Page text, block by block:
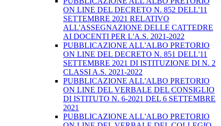
ON LINE DEL DECRETO N. 852 DELL'11
SETTEMBRE 2021 RELATIVO
ALL'ASSEGNAZIONE DELLE CATTEDRE
AI DOCENTI PER L'A.S. 2021-2022
PUBBLICAZIONE ALL'ALBO PRETORIO
ON LINE DEL DECRETO N. 851 DELL'11
SETTEMBRE 2021 DI ISTITUZIONE DI N. 2
CLASSI A.S. 2021-2022
PUBBLICAZIONE ALL'ALBO PRETORIO
ON LINE DEL VERBALE DEL CONSIGLIO
DI ISTITUTO N. 6-2021 DEL 6 SETTEMBRE
2021
PUBBLICAZIONE ALL'ALBO PRETORIO